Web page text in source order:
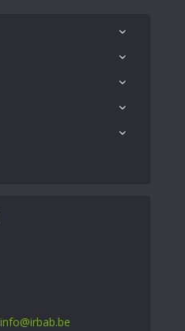
info@irbab.be